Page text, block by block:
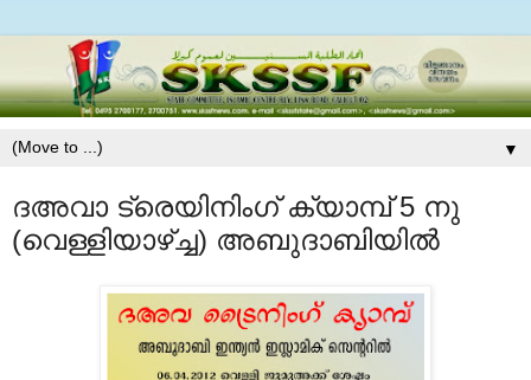
▼
ദഅവാ ട്രെയിനിംഗ് ക്യാമ്പ് 5 നു
(വെള്ളിയാഴ്ച്ച) അബുദാബിയില്‍